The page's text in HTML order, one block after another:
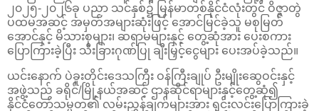
၂၀၂၅-၂၀၂၆ခု ပညာ သင်နှစ်၌ မြန်မာတစ်နိုင်ငံလုံးတွင် ဝိဇ္ဇာတွဲ
ပထမအဆင့် အမှတ်အများဆုံးဖြင့် အောင်မြင်ခဲ့သူ မစုမြတ်
အောင်နှင့် မိသားစုများ၊ ဆရာမများနှင့် တွေ့ဆုံအား ပေးစကား
ပြောကြားခဲ့ပြီး သီးခြားဂုဏ်ပြု ချီးမြှင့်ငွေများ ပေးအပ်ခဲ့သည်။
ယင်းနောက် ပဲခူးတိုင်းဒေသကြီး ဝန်ကြီးချုပ် ဦးမျိုးဆွေဝင်းနှင့်
အဖွဲ့သည် ခရိုင်/မြို့နယ်အဆင့် ဌာနဆိုင်ရာများနှင့်တွေ့ဆုံ၍
နိုင်ငံတော်သမ္မတ၏ လမ်းညွှန်ချက်များအား ရှင်းလင်းပြောကြားခဲ့